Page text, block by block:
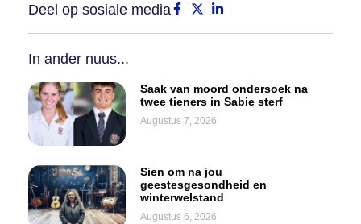
Deel op sosiale media
In ander nuus...
Saak van moord ondersoek na
twee tieners in Sabie sterf
Augustus 7, 2026
Sien om na jou
geestesgesondheid en
winterwelstand
Augustus 6, 2026